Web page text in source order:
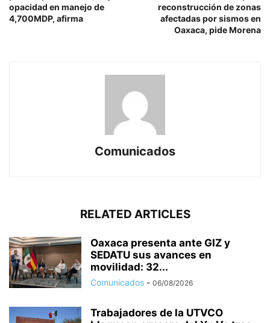
opacidad en manejo de
4,700MDP, afirma
reconstrucción de zonas
afectadas por sismos en
Oaxaca, pide Morena
Comunicados
RELATED ARTICLES
Oaxaca presenta ante GIZ y
SEDATU sus avances en
movilidad: 32...
Comunicados - 06/08/2026
Trabajadores de la UTVCO